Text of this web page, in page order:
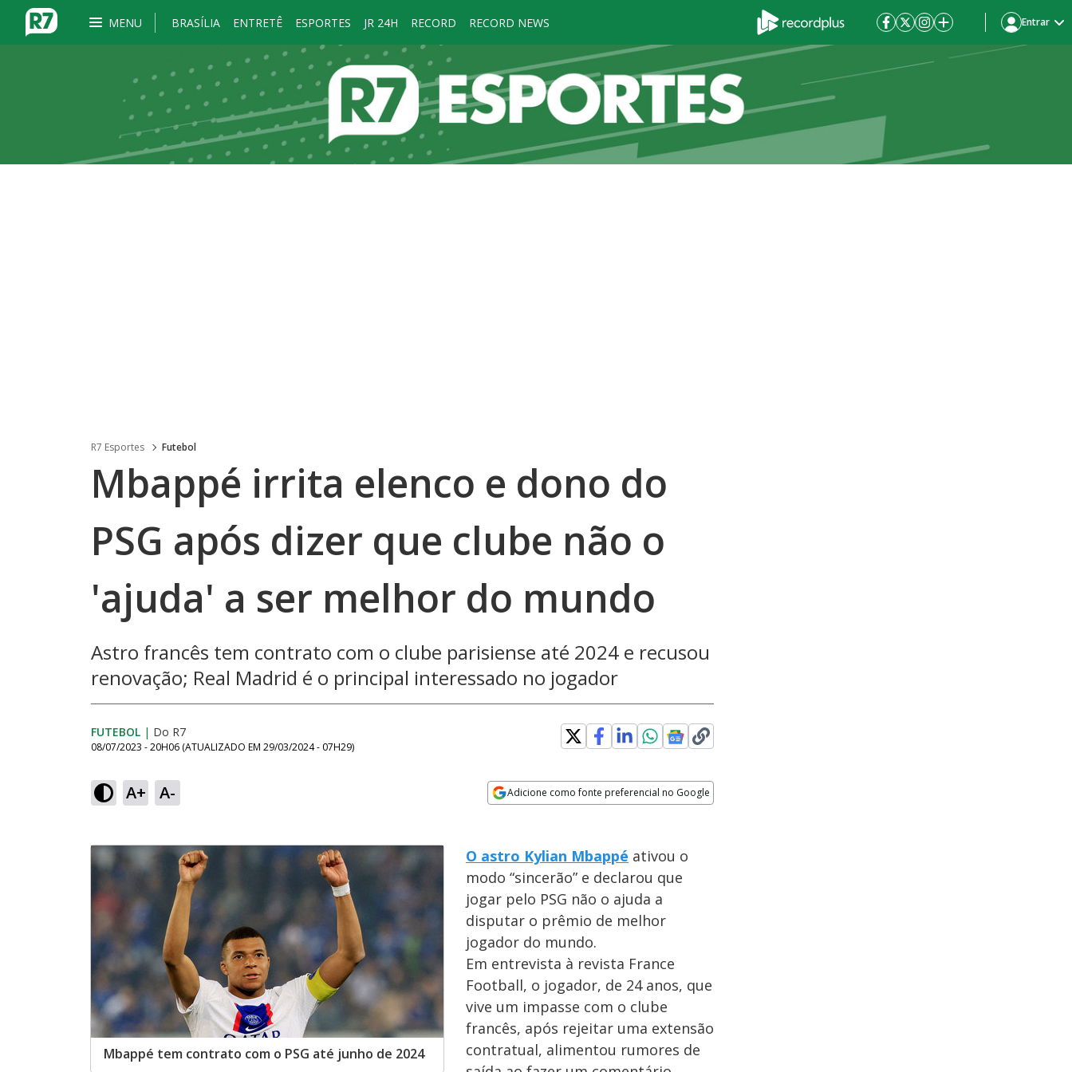
MENU BRASÍLIA ENTRETÊ ESPORTES JR 24H RECORD RECORD NEWS Entrar
R7 Esportes Futebol
Mbappé irrita elenco e dono do
PSG após dizer que clube não o
'ajuda' a ser melhor do mundo
Astro francês tem contrato com o clube parisiense até 2024 e recusou
renovação; Real Madrid é o principal interessado no jogador
FUTEBOL | Do R7
08/07/2023 - 20H06 (ATUALIZADO EM 29/03/2024 - 07H29)
A+ A- Adicione como fonte preferencial no Google
Mbappé tem contrato com o PSG até junho de 2024
O astro Kylian Mbappé ativou o
modo “sincerão” e declarou que
jogar pelo PSG não o ajuda a
disputar o prêmio de melhor
jogador do mundo.
Em entrevista à revista France
Football, o jogador, de 24 anos, que
vive um impasse com o clube
francês, após rejeitar uma extensão
contratual, alimentou rumores de